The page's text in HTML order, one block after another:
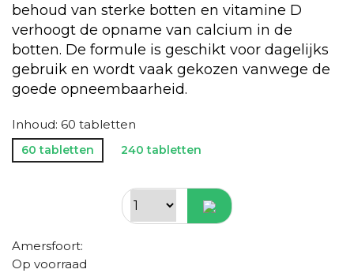
behoud van sterke botten en vitamine D
verhoogt de opname van calcium in de
botten. De formule is geschikt voor dagelijks
gebruik en wordt vaak gekozen vanwege de
goede opneembaarheid.
Inhoud: 60 tabletten
60 tabletten 240 tabletten
Amersfoort:
Op voorraad